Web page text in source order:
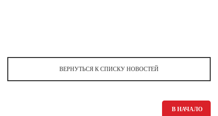
ВЕРНУТЬСЯ К СПИСКУ НОВОСТЕЙ
В НАЧАЛО